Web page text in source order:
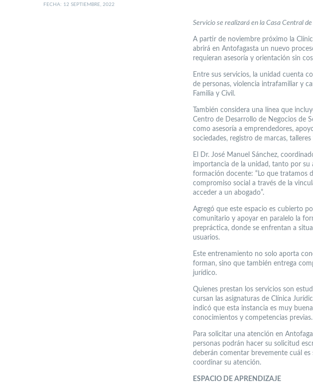
FECHA: 12 SEPTIEMBRE, 2022
Servicio se realizará en la Casa Central
A partir de noviembre próximo la
abrirá en Antofagasta un nuevo
requieran asesoría y orientación sin
Entre sus servicios, la unidad cuenta
de personas, violencia intrafamiliar y
Familia y Civil.
También considera una línea que
Centro de Desarrollo de Negocios de
como asesoría a emprendedores,
sociedades, registro de marcas,
El Dr. José Manuel Sánchez,
importancia de la unidad, tanto por
formación docente: “Lo que tratamos
compromiso social a través de la
acceder a un abogado”.
Agregó que este espacio es cubierto
comunitario y apoyar en paralelo la
prepráctica, donde se enfrentan a
usuarios.
Este entrenamiento no solo aporta
forman, sino que también entrega
jurídico.
Quienes prestan los servicios son
cursan las asignaturas de Clínica
indicó que esta instancia es muy
conocimientos y competencias previas.
Para solicitar una atención en
personas podrán hacer su solicitud
deberán comentar brevemente cuál
coordinar su atención.
ESPACIO DE APRENDIZAJE